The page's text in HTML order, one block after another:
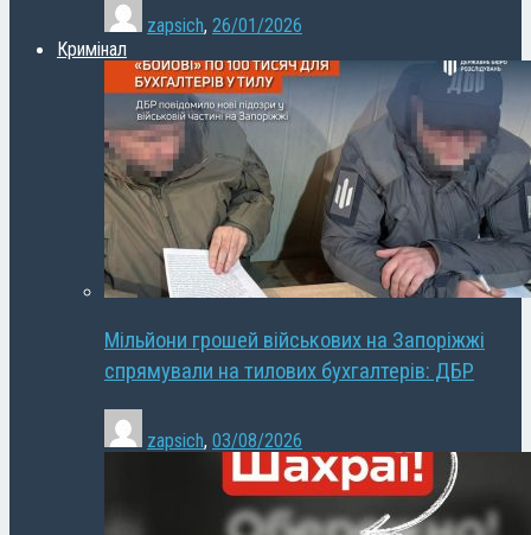
zapsich, 26/01/2026
Кримінал
Мільйони грошей військових на Запоріжжі
спрямували на тилових бухгалтерів: ДБР
zapsich, 03/08/2026